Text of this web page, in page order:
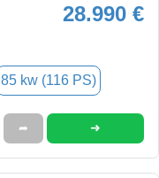
28.990 €
85 kw (116 PS)
➦ ➜